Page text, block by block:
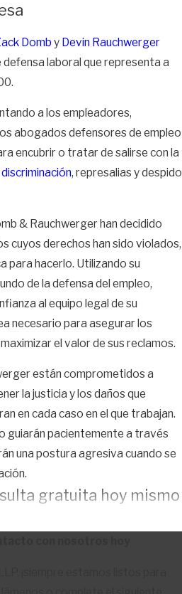
la razón por la que la degradó, le
no la ascendió o cometió otra
probablemente dirá que fue
u otro problema.
referirse a los marcadores de
que la acción adversa no
y probablemente
Si la evidencia que
que no hubo una caída tangible
estuviera mintiendo y
que la discriminó. Como otro
por un presunto bajo
de que estaba embarazada,
no embarazadas que se
rendimiento más significativos,
que su empleador estaba
la base de su embarazo, pero
o escritos hechos
son conscientes de las
a las empleadas
probable es que su empleador
que expongan el
Domb y Devin Rauchwerger
laboral que representa a
a los empleadores,
abogados defensores de empleo
encubrir o tratar de salirse con la
discriminación, represalias y despido
& Rauchwerger han decidido
cuyos derechos han sido violados,
para hacerlo. Utilizando su
de la defensa del empleo,
al equipo legal de su
necesario para asegurar los
el valor de sus reclamos.
están comprometidos a
la justicia y los daños que
en cada caso en el que trabajan.
guiarán pacientemente a través
una postura agresiva cuando se
gratuita hoy mismo
para ausentarse por un